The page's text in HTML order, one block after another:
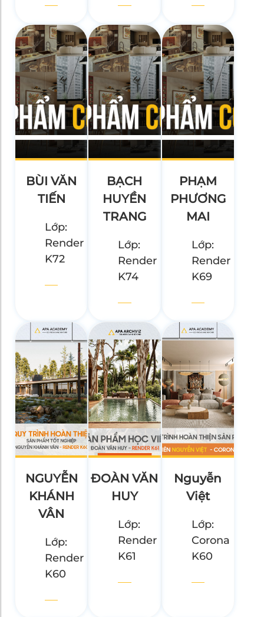
BÙI VĂN
TIẾN
Lớp:
Render
K72
BẠCH
HUYỀN
TRANG
Lớp:
Render
K74
PHẠM
PHƯƠNG
MAI
Lớp:
Render
K69
NGUYỄN
KHÁNH
VÂN
Lớp:
Render
K60
ĐOÀN VĂN
HUY
Lớp:
Render
K61
Nguyễn
Việt
Lớp:
Corona
K60